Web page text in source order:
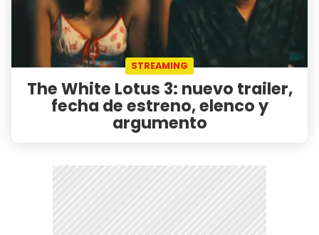
STREAMING
The White Lotus 3: nuevo trailer,
fecha de estreno, elenco y
argumento